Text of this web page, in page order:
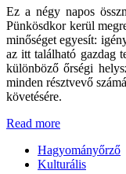
Ez a négy napos
Pünkösdkor kerül
minőséget egyesít:
az itt található gazdag
különböző őrségi
minden résztvevő
követésére.
Read more
Hagyományőrző
Kulturális